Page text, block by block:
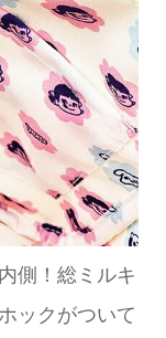
側！総ミルキ
ックがついて